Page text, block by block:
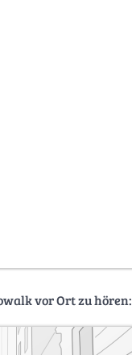
vor Ort zu hören: